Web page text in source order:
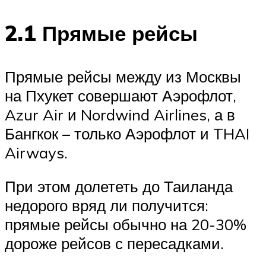
2.1 Прямые рейсы
Прямые рейсы между из Москвы
на Пхукет совершают Аэрофлот,
Azur Air и Nordwind Airlines, а в
Бангкок – только Аэрофлот и THAI
Airways.
При этом долететь до Таиланда
недорого вряд ли получится:
прямые рейсы обычно на 20-30%
дороже рейсов с пересадками.